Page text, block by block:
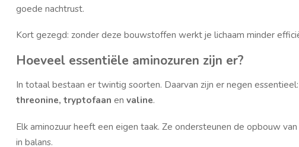
goede nachtrust.
Kort gezegd: zonder deze bouwstoffen werkt je lichaam minder
Hoeveel essentiële aminozuren zijn er?
In totaal bestaan er twintig soorten. Daarvan zijn er negen essentieel:
threonine, tryptofaan en valine.
Elk aminozuur heeft een eigen taak. Ze ondersteunen de opbouw
in balans.